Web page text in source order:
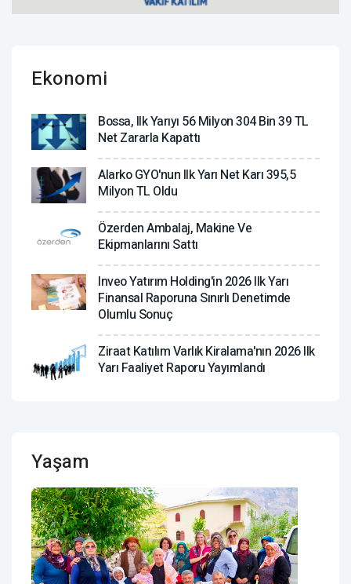
Ekonomi
Bossa, Ilk Yarıyı 56 Milyon 304 Bin 39 TL
Net Zararla Kapattı
Alarko GYO'nun Ilk Yarı Net Karı 395,5
Milyon TL Oldu
Özerden Ambalaj, Makine Ve
Ekipmanlarını Sattı
Inveo Yatırım Holding'in 2026 Ilk Yarı
Finansal Raporuna Sınırlı Denetimde
Olumlu Sonuç
Ziraat Katılım Varlık Kiralama'nın 2026 Ilk
Yarı Faaliyet Raporu Yayımlandı
Yaşam